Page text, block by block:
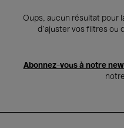
Oups, aucun résultat pour
d’ajuster vos filtres ou
Abonnez-vous à notre